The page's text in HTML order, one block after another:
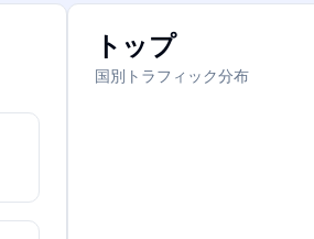
トップ
国別トラフィック分布